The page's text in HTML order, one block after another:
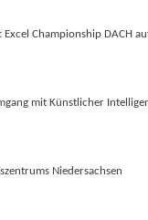
Championship DACH
mit Künstlicher
Niedersachsen